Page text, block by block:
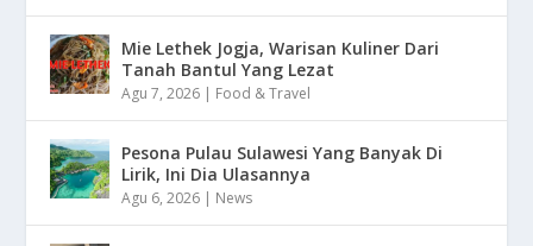
Mie Lethek Jogja, Warisan Kuliner Dari
Tanah Bantul Yang Lezat
Agu 7, 2026 | Food & Travel
Pesona Pulau Sulawesi Yang Banyak Di
Lirik, Ini Dia Ulasannya
Agu 6, 2026 | News